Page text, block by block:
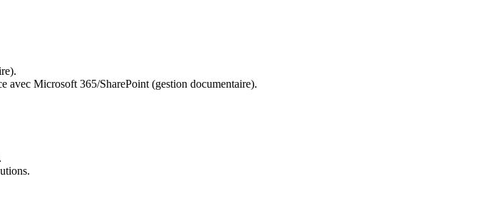
avec Microsoft 365/SharePoint (gestion documentaire).